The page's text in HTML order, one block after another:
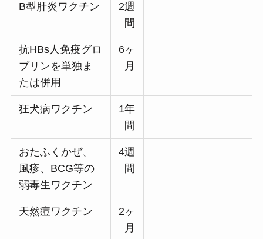
B型肝炎ワクチン
2週
間
抗HBs人免疫グロ
ブリンを単独ま
たは併用
6ヶ
月
狂犬病ワクチン
1年
間
おたふくかぜ、
風疹、BCG等の
弱毒生ワクチン
4週
間
天然痘ワクチン
2ヶ
月